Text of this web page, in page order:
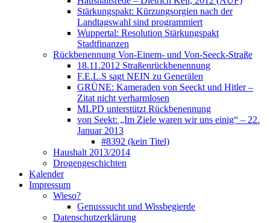
Stärkungspakt: Kürzungsorgien nach der
Landtagswahl sind programmiert
Wuppertal: Resolution Stärkungspakt
Stadtfinanzen
Rückbenennung Von-Einem- und Von-Seeck-Straße
18.11.2012 Straßenrückbenennung
F.E.L.S sagt NEIN zu Generälen
GRÜNE: Kameraden von Seeckt und Hitler –
Zitat nicht verharmlosen
MLPD unterstützt Rückbenennung
von Seekt: „Im Ziele waren wir uns einig“ – 22.
Januar 2013
#8392 (kein Titel)
Haushalt 2013/2014
Drogengeschichten
Kalender
Impressum
Wieso?
Genusssucht und Wissbegierde
Datenschutzerklärung